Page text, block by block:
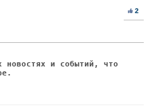
2
новостях и событий, что